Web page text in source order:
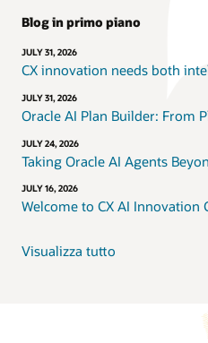
Blog in primo piano
JULY 31, 2026
CX innovation needs both
JULY 31, 2026
Oracle AI Plan Builder: From
JULY 24, 2026
Taking Oracle AI Agents
JULY 16, 2026
Welcome to CX AI Innovation
Visualizza tutto